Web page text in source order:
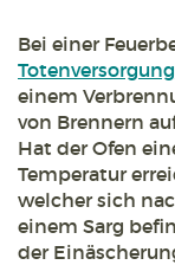
Bei einer
einem
von Brennern
Hat der Ofen
Temperatur
welcher sich
einem Sarg
der